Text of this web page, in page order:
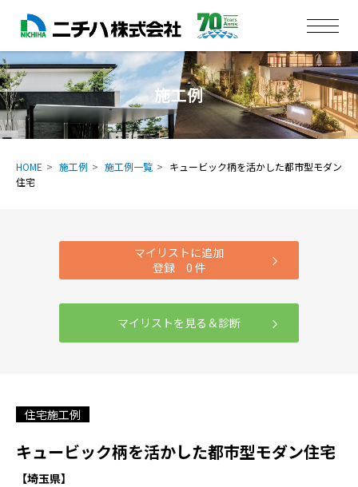
施工例
HOME 施工例 施工例一覧
キュービック柄を活かした都市型モダン
住宅
マイリストに追加
登録 0 件
マイリストを見る＆診断
住宅施工例
キュービック柄を活かした都市型モダン住宅
【埼玉県】